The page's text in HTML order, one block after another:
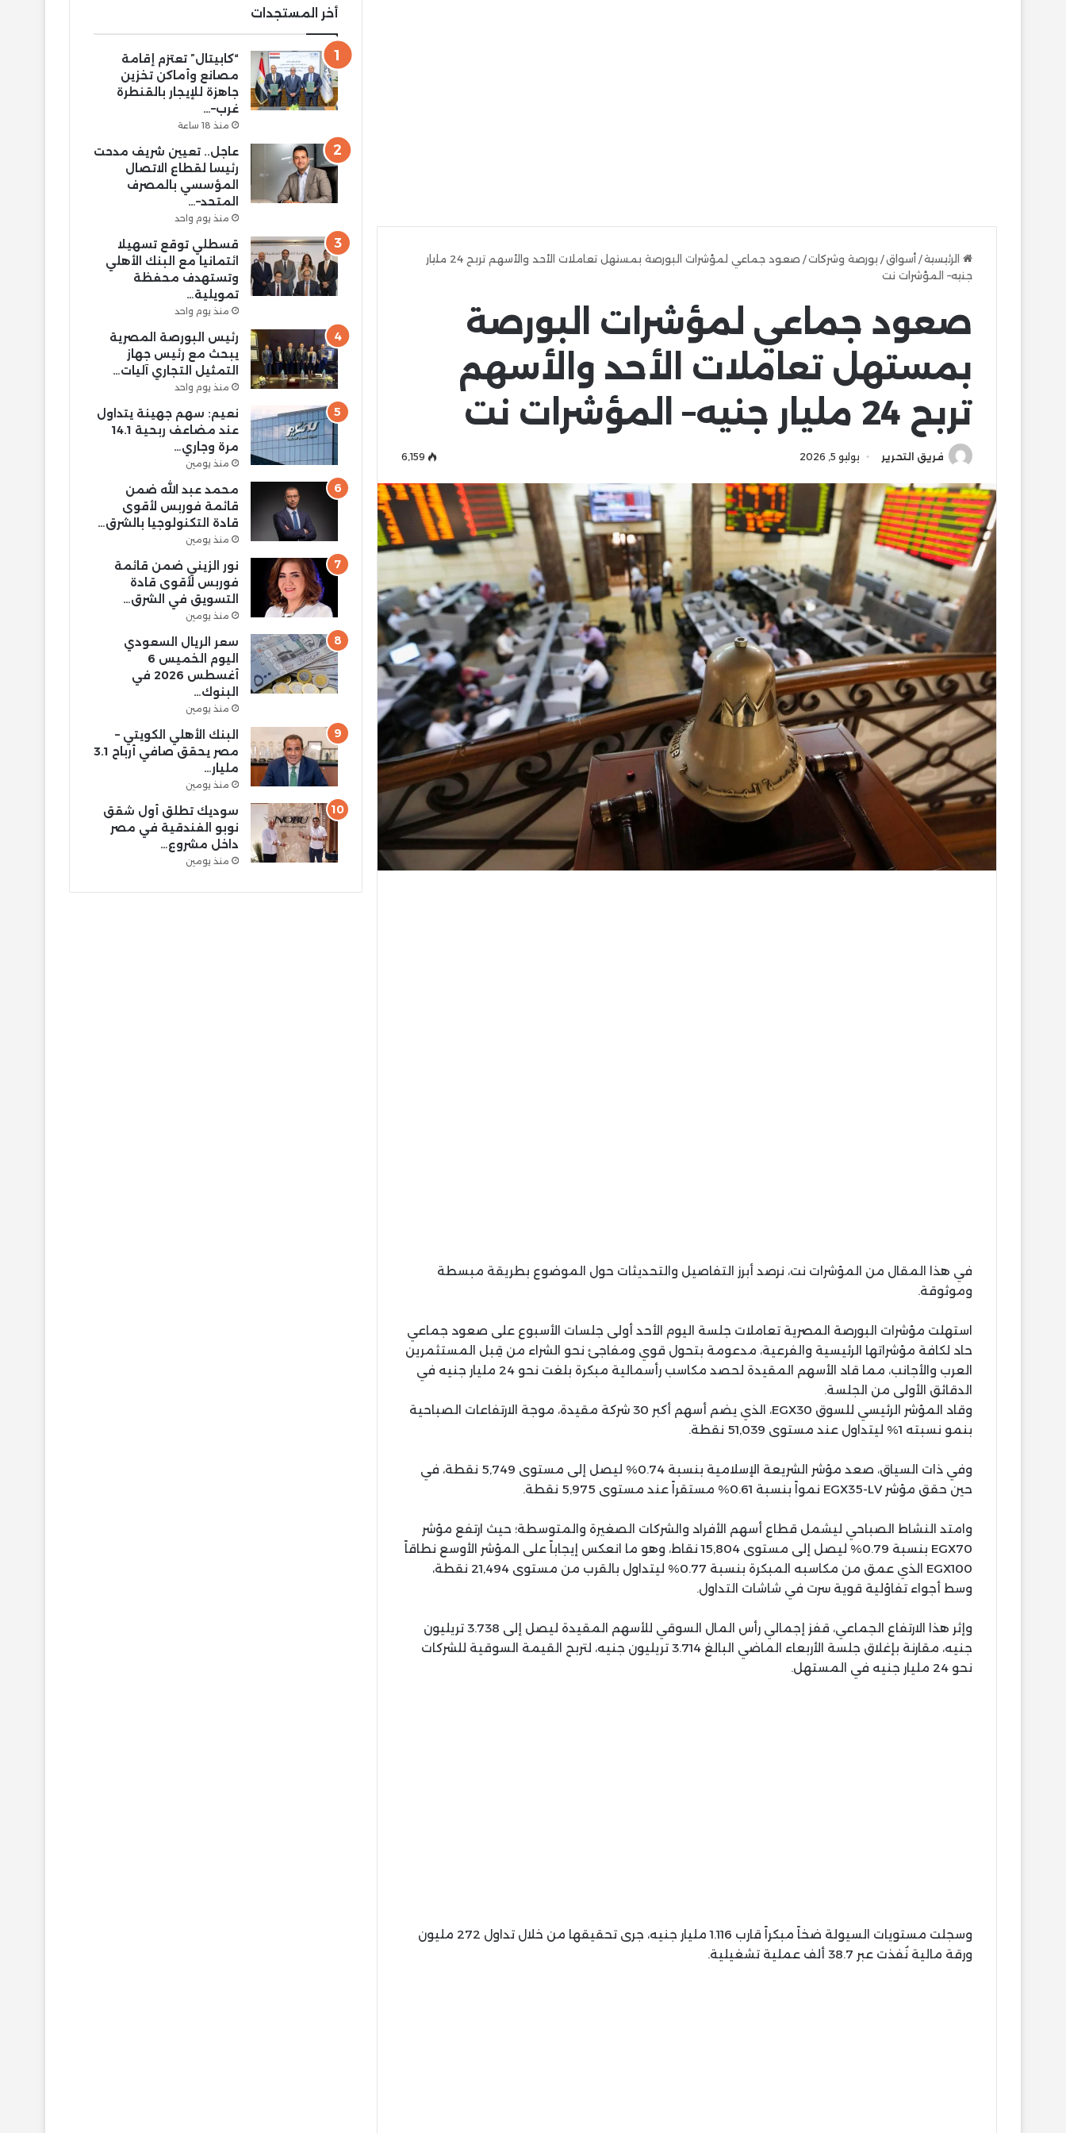
الرئيسية/ أسواق/ بورصة وشركات/
صعود جماعي لمؤشرات البورصة بمستهل تعاملات الأحد والأسهم تربح 24 مليار
جنيه– المؤشرات نت
صعود جماعي لمؤشرات البورصة
بمستهل تعاملات الأحد والأسهم
تربح 24 مليار جنيه– المؤشرات نت
فريق التحرير يوليو 5, 2026 6٬159
في هذا المقال من المؤشرات نت، نرصد أبرز التفاصيل والتحديثات حول الموضوع بطريقة مبسطة
وموثوقة.
استهلت مؤشرات البورصة المصرية تعاملات جلسة اليوم الأحد أولى جلسات الأسبوع على صعود جماعي
حاد لكافة مؤشراتها الرئيسية والفرعية، مدعومة بتحول قوي ومفاجئ نحو الشراء من قِبل المستثمرين
العرب والأجانب، مما قاد الأسهم المقيدة لحصد مكاسب رأسمالية مبكرة بلغت نحو 24 مليار جنيه في
الدقائق الأولى من الجلسة.
وقاد المؤشر الرئيسي للسوق EGX30، الذي يضم أسهم أكبر 30 شركة مقيدة، موجة الارتفاعات الصباحية
بنمو نسبته 1% ليتداول عند مستوى 51,039 نقطة.
وفي ذات السياق، صعد مؤشر الشريعة الإسلامية بنسبة 0.74% ليصل إلى مستوى 5,749 نقطة، في
حين حقق مؤشر EGX35-LV نمواً بنسبة 0.61% مستقراً عند مستوى 5,975 نقطة.
وامتد النشاط الصباحي ليشمل قطاع أسهم الأفراد والشركات الصغيرة والمتوسطة؛ حيث ارتفع مؤشر
EGX70 بنسبة 0.79% ليصل إلى مستوى 15,804 نقاط، وهو ما انعكس إيجاباً على المؤشر الأوسع نطاقاً
EGX100 الذي عمق من مكاسبه المبكرة بنسبة 0.77% ليتداول بالقرب من مستوى 21,494 نقطة،
وسط أجواء تفاؤلية قوية سرت في شاشات التداول.
وإثر هذا الارتفاع الجماعي، قفز إجمالي رأس المال السوقي للأسهم المقيدة ليصل إلى 3.738 تريليون
جنيه، مقارنة بإغلاق جلسة الأربعاء الماضي البالغ 3.714 تريليون جنيه، لتربح القيمة السوقية للشركات
نحو 24 مليار جنيه في المستهل.
وسجلت مستويات السيولة ضخاً مبكراً قارب 1.116 مليار جنيه، جرى تحقيقها من خلال تداول 272 مليون
ورقة مالية نُفذت عبر 38.7 ألف عملية تشغيلية.
أخر المستجدات
“كابيتال” تعتزم إقامة
مصانع وأماكن تخزين
جاهزة للإيجار بالقنطرة
غرب–…
منذ 18 ساعة
عاجل.. تعيين شريف مدحت
رئيسا لقطاع الاتصال
المؤسسي بالمصرف
المتحد–…
منذ يوم واحد
قسطلي توقع تسهيلا
ائتمانيا مع البنك الأهلي
وتستهدف محفظة
تمويلية…
منذ يوم واحد
رئيس البورصة المصرية
يبحث مع رئيس جهاز
التمثيل التجاري آليات…
منذ يوم واحد
نعيم: سهم جهينة يتداول
عند مضاعف ربحية 14.1
مرة وجاري…
منذ يومين
محمد عبد الله ضمن
قائمة فوربس لأقوى
قادة التكنولوجيا بالشرق…
منذ يومين
نور الزيني ضمن قائمة
فوربس لأقوى قادة
التسويق في الشرق…
منذ يومين
سعر الريال السعودي
اليوم الخميس 6
أغسطس 2026 في
البنوك…
منذ يومين
البنك الأهلي الكويتي –
مصر يحقق صافي أرباح 3.1
مليار…
منذ يومين
سوديك تطلق أول شقق
نوبو الفندقية في مصر
داخل مشروع…
منذ يومين